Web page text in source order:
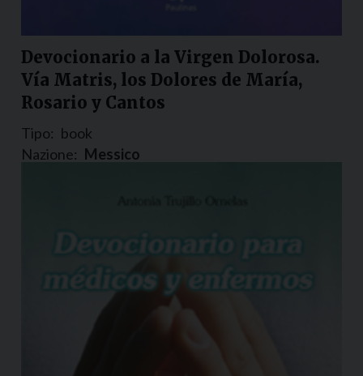
Devocionario a la Virgen Dolorosa.
Vía Matris, los Dolores de María,
Rosario y Cantos
Tipo: book
Nazione: Messico